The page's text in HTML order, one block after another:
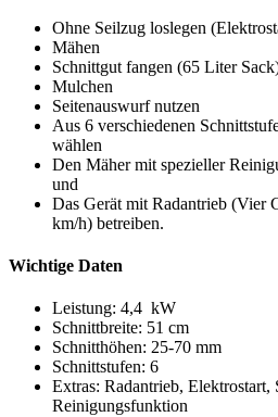
Ohne Seilzug loslegen
Mähen
Schnittgut fangen (65 Liter
Mulchen
Seitenauswurf nutzen
Aus 6 verschiedenen
wählen
Den Mäher mit spezieller
und
Das Gerät mit Radantrieb (Vier
km/h) betreiben.
Wichtige Daten
Leistung: 4,4 kW
Schnittbreite: 51 cm
Schnitthöhen: 25-70 mm
Schnittstufen: 6
Extras: Radantrieb, Elektrostart,
Reinigungsfunktion